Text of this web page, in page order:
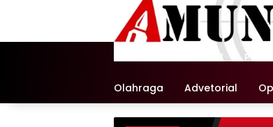
Nasional
Olahraga Advetorial